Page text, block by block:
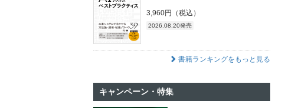
3,960円（税込）
2026.08.20発売
書籍ランキングをもっと見る
キャンペーン・特集